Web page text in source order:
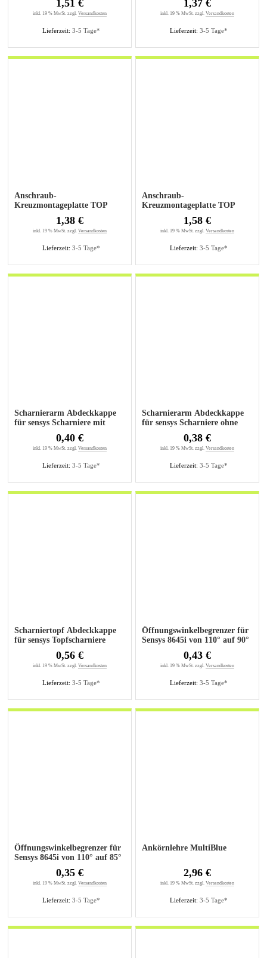
Lieferzeit: 3-5 Tage*
1,51 €
inkl. 19 % MwSt. zzgl. Versandkosten
Lieferzeit: 3-5 Tage*
1,37 €
inkl. 19 % MwSt. zzgl. Versandkosten
Anschraub-
Kreuzmontageplatte TOP
Lieferzeit: 3-5 Tage*
1,38 €
inkl. 19 % MwSt. zzgl. Versandkosten
Anschraub-
Kreuzmontageplatte TOP
Lieferzeit: 3-5 Tage*
1,58 €
inkl. 19 % MwSt. zzgl. Versandkosten
Scharnierarm Abdeckkappe
für sensys Scharniere mit
Lieferzeit: 3-5 Tage*
0,40 €
inkl. 19 % MwSt. zzgl. Versandkosten
Scharnierarm Abdeckkappe
für sensys Scharniere ohne
Lieferzeit: 3-5 Tage*
0,38 €
inkl. 19 % MwSt. zzgl. Versandkosten
Scharniertopf Abdeckkappe
für sensys Topfscharniere
Lieferzeit: 3-5 Tage*
0,56 €
inkl. 19 % MwSt. zzgl. Versandkosten
Öffnungswinkelbegrenzer für
Sensys 8645i von 110° auf 90°
Lieferzeit: 3-5 Tage*
0,43 €
inkl. 19 % MwSt. zzgl. Versandkosten
Öffnungswinkelbegrenzer für
Sensys 8645i von 110° auf 85°
Lieferzeit: 3-5 Tage*
0,35 €
inkl. 19 % MwSt. zzgl. Versandkosten
Ankörnlehre MultiBlue
Lieferzeit: 3-5 Tage*
2,96 €
inkl. 19 % MwSt. zzgl. Versandkosten